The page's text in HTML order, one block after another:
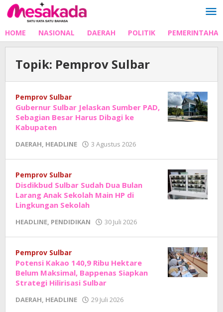
Lewati
ke
HOME NASIONAL DAERAH POLITIK
Topik: Pemprov Sulbar
Pemprov Sulbar
Gubernur Sulbar Jelaskan Sumber PAD,
Sebagian Besar Harus Dibagi ke
Kabupaten
DAERAH, HEADLINE 3 Agustus 2026
Junaedi
Pemprov Sulbar
Disdikbud Sulbar Sudah Dua Bulan
Larang Anak Sekolah Main HP di
Lingkungan Sekolah
HEADLINE, PENDIDIKAN 30 Juli 2026
Junaedi
Pemprov Sulbar
Potensi Kakao 140,9 Ribu Hektare
Belum Maksimal, Bappenas Siapkan
Strategi Hilirisasi Sulbar
DAERAH, HEADLINE 29 Juli 2026